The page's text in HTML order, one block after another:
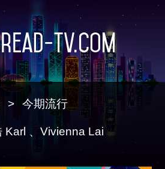
TV.com
今期流行
Karl 、Vivienna Lai